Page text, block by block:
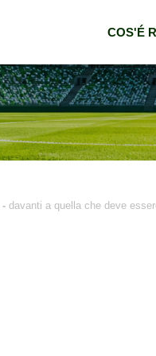
COS'É
- davanti a quella che deve